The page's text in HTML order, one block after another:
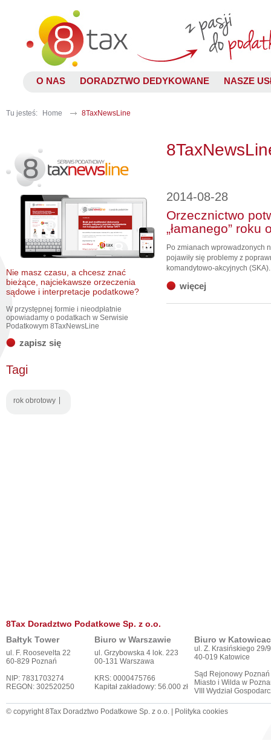
O NAS DORADZTWO DEDYKOWANE NASZE
Tu jesteś: Home 8TaxNewsLine
Nie masz czasu, a chcesz znać
bieżące, najciekawsze orzeczenia
sądowe i interpretacje podatkowe?
W przystępnej formie i nieodpłatnie
opowiadamy o podatkach w Serwisie
Podatkowym 8TaxNewsLine
zapisz się
Tagi
rok obrotowy
2014-08-28
Orzecznictwo
„łamanego” roku
Po zmianach wprowadzonych
pojawiły się problemy z
komandytowo-akcyjnych
więcej
8Tax Doradztwo Podatkowe Sp. z o.o.
Bałtyk Tower
Biuro w Warszawie Biuro w
ul. F. Roosevelta 22
60-829 Poznań
NIP: 7831703274
REGON: 302520250
ul. Grzybowska 4 lok. 223
00-131 Warszawa
KRS: 0000475766
Kapitał zakładowy: 56.000 zł
ul. Z. Krasińskiego 29/9
40-019 Katowice
Sąd Rejonowy
Miasto i Wilda w
VIII Wydział
© copyright 8Tax Doradztwo Podatkowe Sp. z o.o. | Polityka cookies